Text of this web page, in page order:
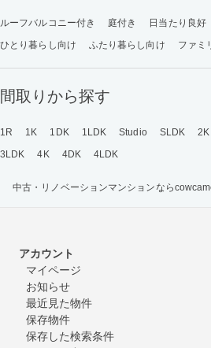
ルーフバルコニー付き 庭付き 日当たり良好
ひとり暮らし向け
ふたり暮らし向け ファミ
間取りから探す
1R 1K 1DK 1LDK Studio SLDK 2K
3LDK
4K 4DK 4LDK
中古・リノベーションマンションなら
アカウント
マイページ
お知らせ
最近見た物件
保存物件
保存した検索条件